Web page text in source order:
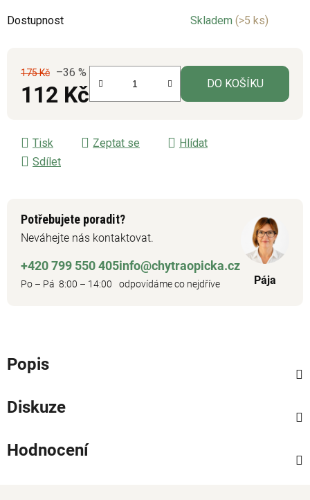
Dostupnost Skladem (>5 ks)
175 Kč –36 %
112 Kč DO KOŠÍKU
Tisk Zeptat se
Hlídat
Sdílet
Potřebujete poradit?
Neváhejte nás kontaktovat.
+420 799 550 405
Po – Pá 8:00 – 14:00
info@chytraopicka.cz
odpovídáme co nejdříve Pája
Popis
Diskuze
Hodnocení